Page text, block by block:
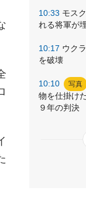
10:33 モス
れる将軍が
10:17 ウク
を破壊
10:10 写真
物を仕掛け
９年の判決